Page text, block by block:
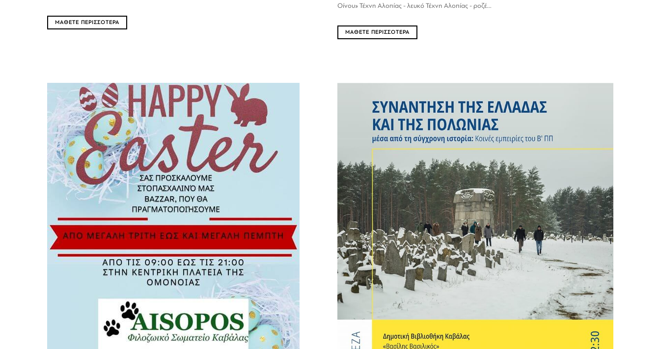
ΜΑΘΕΤΕ ΠΕΡΙΣΣΟΤΕΡΑ
Οίνου» Τέχνη Αλοπίας - λευκό Τέχνη Αλοπίας - ροζέ...
ΜΑΘΕΤΕ ΠΕΡΙΣΣΟΤΕΡΑ